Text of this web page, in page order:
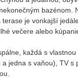
bazénom.
je vonkajší
večere alebo
každá s
jedna s vaňou), TV s